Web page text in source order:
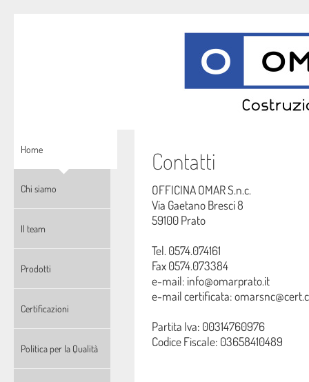
Home
Chi siamo
Il team
Prodotti
Certificazioni
Politica per la Qualità
Contatti
OFFICINA OMAR S.n.c.
Via Gaetano Bresci 8
59100 Prato
Tel. 0574.074161
Fax 0574.073384
e-mail: info@omarprato.it
e-mail certificata:
Partita Iva: 00314760976
Codice Fiscale: 03658410489